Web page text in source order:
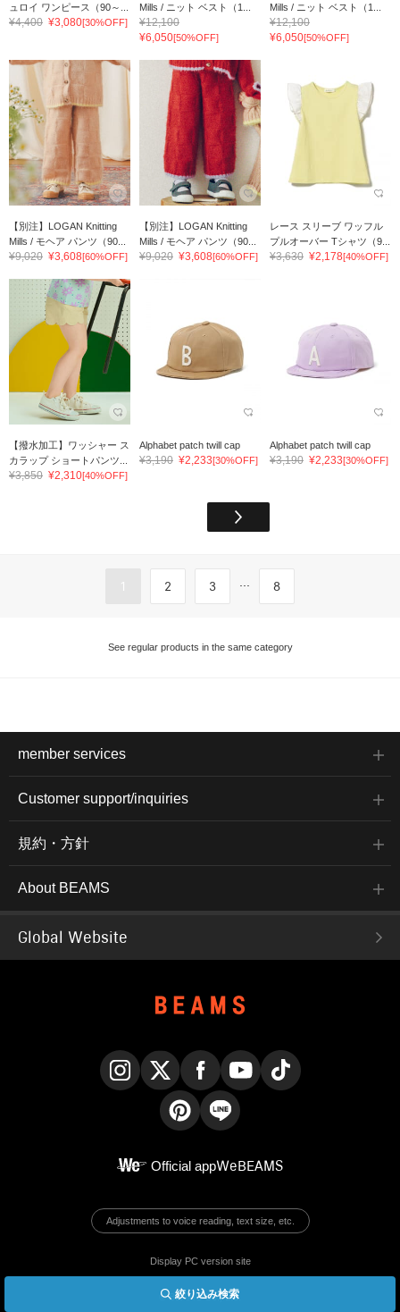
絞り込み検索
ュロイ ワンピース（90～...
¥4,400 ¥3,080[30%OFF]
Mills / ニット ベスト（1...
¥12,100
¥6,050[50%OFF]
Mills / ニット ベスト（1...
¥12,100
¥6,050[50%OFF]
【別注】LOGAN Knitting
Mills / モヘア パンツ（90...
¥9,020 ¥3,608[60%OFF]
【別注】LOGAN Knitting
Mills / モヘア パンツ（90...
¥9,020 ¥3,608[60%OFF]
レース スリーブ ワッフル
プルオーバー Tシャツ（9...
¥3,630 ¥2,178[40%OFF]
【撥水加工】ワッシャー ス
カラップ ショートパンツ...
¥3,850 ¥2,310[40%OFF]
Alphabet patch twill cap
¥3,190 ¥2,233[30%OFF]
Alphabet patch twill cap
¥3,190 ¥2,233[30%OFF]
1 2 3 ... 8
See regular products in the same category
member services
Customer support/inquiries
規約・方針
About BEAMS
Global Website
Official appWeBEAMS
Adjustments to voice reading, text size, etc.
Display PC version site
© BEAMS Co., Ltd.